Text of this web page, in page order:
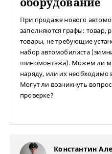
При продаже нового
заполняются графы: товар,
товары, не требующие
набор автомобилиста
шиномонтажа). Можем ли
наряду, или их необходимо
Могут ли возникнуть
проверке?
Константин